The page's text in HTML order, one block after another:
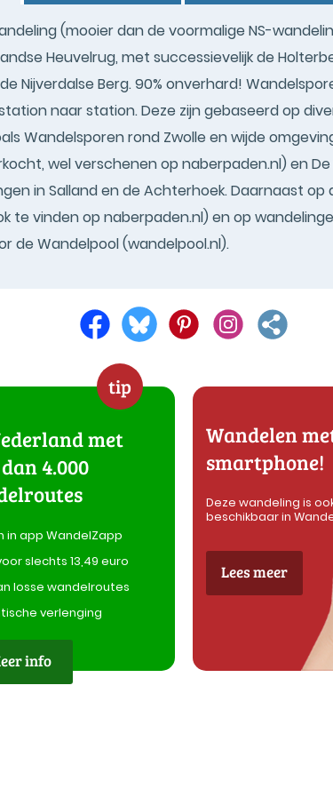
(mooier dan de voormalige NS-
Heuvelrug, met successievelijk de
Nijverdalse Berg. 90% onverhard!
naar station. Deze zijn gebaseerd op
Wandelsporen rond Zwolle en wijde
wel verschenen op naberpaden.nl) en
in Salland en de Achterhoek. Daarnaast
te vinden op naberpaden.nl) en op
de Wandelpool (wandelpool.nl).
tip
met
4.000
in app WandelZapp
slechts 13,49 euro
losse wandelroutes
verlenging
info
Wandelen
smartphone!
Deze wandeling is
beschikbaar in
Lees meer